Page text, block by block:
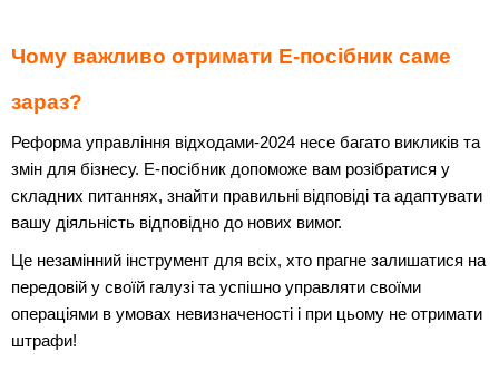
Чому важливо отримати Е-посібник саме
зараз?
Реформа управління відходами-2024 несе багато викликів та
змін для бізнесу. Е-посібник допоможе вам розібратися у
складних питаннях, знайти правильні відповіді та адаптувати
вашу діяльність відповідно до нових вимог.
Це незамінний інструмент для всіх, хто прагне залишатися на
передовій у своїй галузі та успішно управляти своїми
операціями в умовах невизначеності і при цьому не отримати
штрафи!